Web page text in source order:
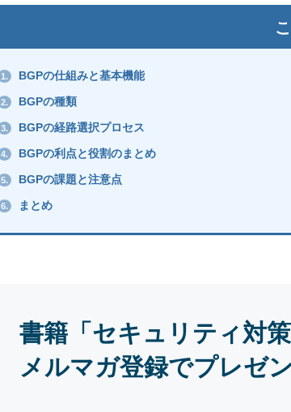
1. BGPの仕組みと基本機能
2. BGPの種類
3. BGPの経路選択プロセス
4. BGPの利点と役割のまとめ
5. BGPの課題と注意点
6. まとめ
書籍「セキュリティ対策
メルマガ登録でプレゼン